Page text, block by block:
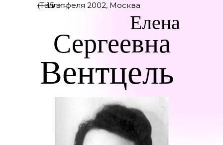
Елена
Сергеевна
Вентцель
(Таллин)
— 15 апреля 2002, Москва